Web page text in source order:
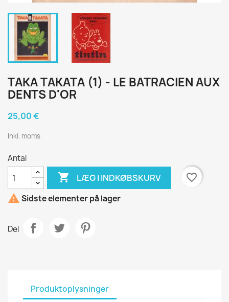
TAKA TAKATA (1) - LE BATRACIEN AUX
DENTS D'OR
25,00 €
Inkl. moms
Antal
 LÆG I INDKØBSKURV
favorite_border
 Sidste elementer på lager
Del
Produktoplysninger